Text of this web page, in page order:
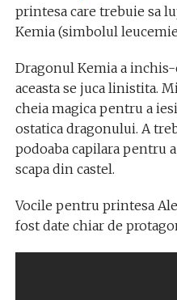
printesa care trebuie sa
Kemia (simbolul
Dragonul Kemia a
aceasta se juca linistita.
cheia magica pentru a
ostatica dragonului. A
podoaba capilara pentru
scapa din castel.
Vocile pentru printesa
fost date chiar de